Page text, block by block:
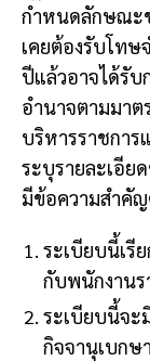
กำหนดลักษณะ
เคยต้องรับโท
ปีแล้วอาจได้รับ
อำนาจตามมา
บริหารราชการ
ระบุรายละเอีย
มีข้อความสำคั
ระเบียบนี้เรี
กับพนักงานร
ระเบียบนี้จะ
กิจจานุเบกษ